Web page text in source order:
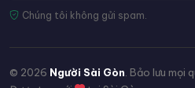
Chúng tôi không gửi spam.
© 2026 Người Sài Gòn . Bảo lưu mọi